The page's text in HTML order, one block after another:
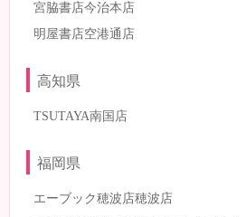
宮脇書店今治本店
明屋書店空港通店
高知県
TSUTAYA南国店
福岡県
エーブック穂波店穂波店